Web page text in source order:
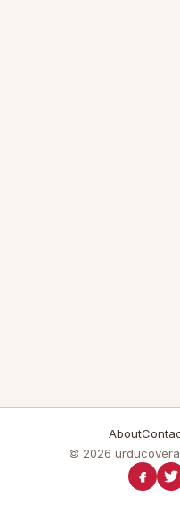
About
© 2026